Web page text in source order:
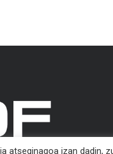
atseginagoa izan dadin,